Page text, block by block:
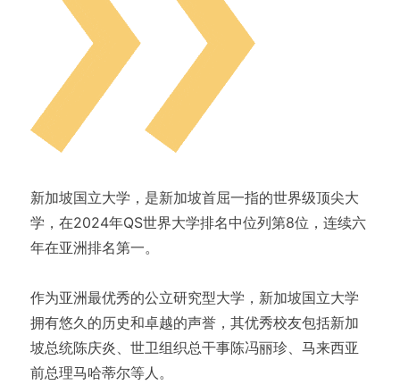
新加坡国立大学，是新加坡首屈一指的世界级顶尖大
学，在2024年QS世界大学排名中位列第8位，连续六
年在亚洲排名第一。
作为亚洲最优秀的公立研究型大学，新加坡国立大学
拥有悠久的历史和卓越的声誉，其优秀校友包括新加
坡总统陈庆炎、世卫组织总干事陈冯丽珍、马来西亚
前总理马哈蒂尔等人。